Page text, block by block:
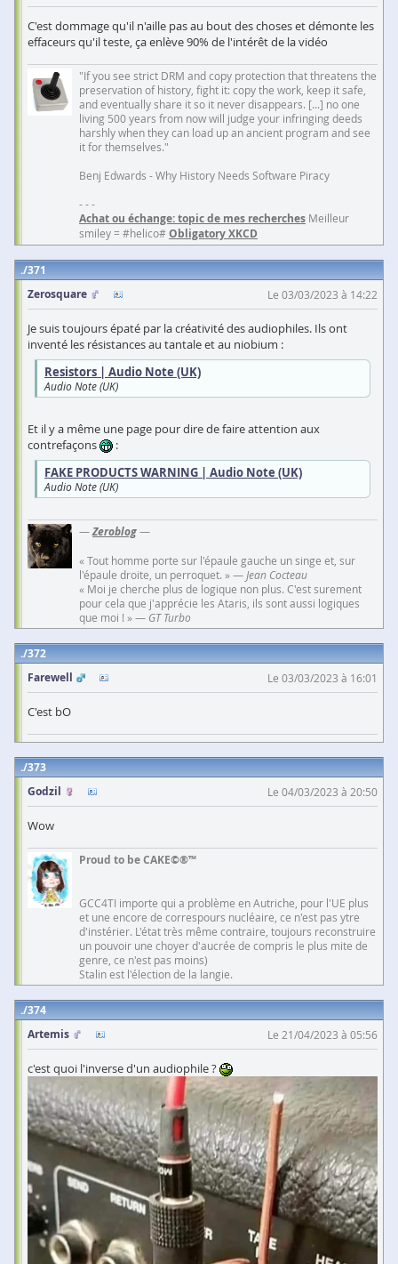
C'est dommage qu'il n'aille pas au bout des choses et démonte les
effaceurs qu'il teste, ça enlève 90% de l'intérêt de la vidéo
"If you see strict DRM and copy protection that threatens the
preservation of history, fight it: copy the work, keep it safe,
and eventually share it so it never disappears. [...] no one
living 500 years from now will judge your infringing deeds
harshly when they can load up an ancient program and see
it for themselves."
Benj Edwards - Why History Needs Software Piracy
- - -
Achat ou échange: topic de mes recherches Meilleur
smiley = #helico#Obligatory XKCD
371
Zerosquare
Le 03/03/2023 à 14:22
Je suis toujours épaté par la créativité des audiophiles. Ils ont
inventé les résistances au tantale et au niobium :
Resistors | Audio Note (UK)
Audio Note (UK)
Et il y a même une page pour dire de faire attention aux
contrefaçons
:
FAKE PRODUCTS WARNING | Audio Note (UK)
Audio Note (UK)
—Zeroblog—
« Tout homme porte sur l'épaule gauche un singe et, sur
l'épaule droite, un perroquet. » — Jean Cocteau
« Moi je cherche plus de logique non plus. C'est surement
pour cela que j'apprécie les Ataris, ils sont aussi logiques
que moi ! » — GT Turbo
372
Farewell
Le 03/03/2023 à 16:01
C'est bO
373
Godzil
Le 04/03/2023 à 20:50
Wow
Proud to be CAKE©®™
GCC4TI importe qui a problème en Autriche, pour l'UE plus
et une encore de correspours nucléaire, ce n'est pas ytre
d'instérier. L'état très même contraire, toujours reconstruire
un pouvoir une choyer d'aucrée de compris le plus mite de
genre, ce n'est pas moins)
Stalin est l'élection de la langie.
374
Artemis
Le 21/04/2023 à 05:56
c'est quoi l'inverse d'un audiophile ?